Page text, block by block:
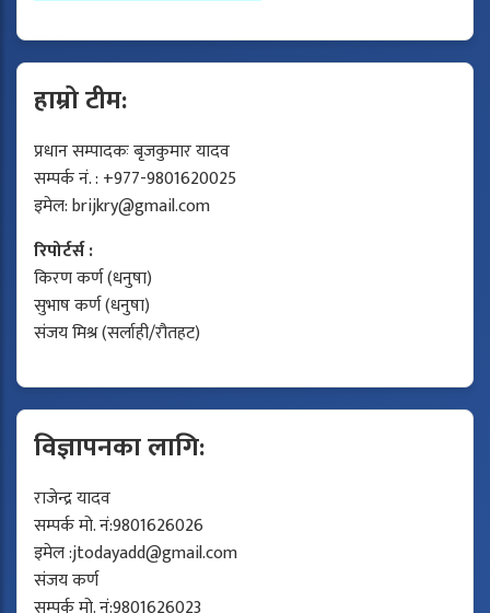
हाम्रो टीम:
प्रधान सम्पादकः बृजकुमार यादव
सम्पर्क नं. : +977-9801620025
इमेल:brijkry@gmail.com
रिपोर्टर्स :
किरण कर्ण (धनुषा)
सुभाष कर्ण (धनुषा)
संजय मिश्र (सर्लाही/रौतहट)
विज्ञापनका लागि:
राजेन्द्र यादव
सम्पर्क मो. नं:9801626026
इमेल :jtodayadd@gmail.com
संजय कर्ण